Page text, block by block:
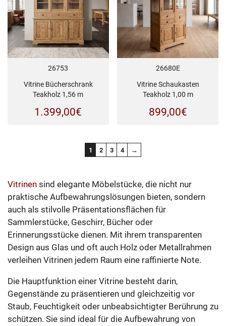
26753
Vitrine Bücherschrank
Teakholz 1,56 m
1.399,00€
26680E
Vitrine Schaukasten
Teakholz 1,00 m
899,00€
1 2 3 4 →
Vitrinen sind elegante Möbelstücke, die nicht nur
praktische Aufbewahrungslösungen bieten, sondern
auch als stilvolle Präsentationsflächen für
Sammlerstücke, Geschirr, Bücher oder
Erinnerungsstücke dienen. Mit ihrem transparenten
Design aus Glas und oft auch Holz oder Metallrahmen
verleihen Vitrinen jedem Raum eine raffinierte Note.
Die Hauptfunktion einer Vitrine besteht darin,
Gegenstände zu präsentieren und gleichzeitig vor
Staub, Feuchtigkeit oder unbeabsichtigter Berührung zu
schützen. Sie sind ideal für die Aufbewahrung von